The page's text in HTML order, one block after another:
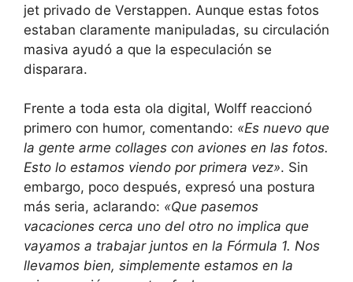
jet privado de Verstappen. Aunque estas fotos
estaban claramente manipuladas, su circulación
masiva ayudó a que la especulación se
disparara.
Frente a toda esta ola digital, Wolff reaccionó
primero con humor, comentando: «Es nuevo que
la gente arme collages con aviones en las fotos.
Esto lo estamos viendo por primera vez». Sin
embargo, poco después, expresó una postura
más seria, aclarando: «Que pasemos
vacaciones cerca uno del otro no implica que
vayamos a trabajar juntos en la Fórmula 1. Nos
llevamos bien, simplemente estamos en la